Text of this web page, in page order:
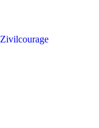
Zivilcourage